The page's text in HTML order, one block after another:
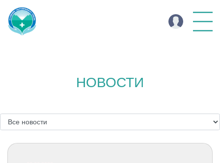
НОВОСТИ